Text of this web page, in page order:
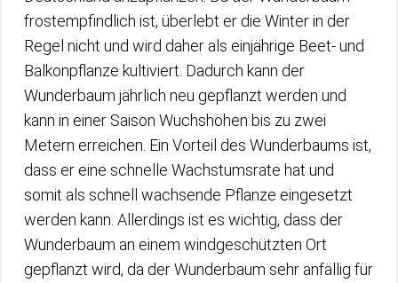
frostempfindlich ist, überlebt er die Winter in der
Regel nicht und wird daher als einjährige Beet- und
Balkonpflanze kultiviert. Dadurch kann der
Wunderbaum jährlich neu gepflanzt werden und
kann in einer Saison Wuchshöhen bis zu zwei
Metern erreichen. Ein Vorteil des Wunderbaums ist,
dass er eine schnelle Wachstumsrate hat und
somit als schnell wachsende Pflanze eingesetzt
werden kann. Allerdings ist es wichtig, dass der
Wunderbaum an einem windgeschützten Ort
gepflanzt wird, da der Wunderbaum sehr anfällig für